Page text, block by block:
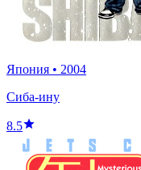
Япония • 2004
Сиба-ину
8.5